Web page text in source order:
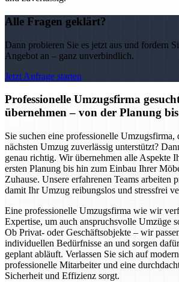
Alle Fragen geklärt?
Dann probieren Sie es jetzt aus und fordern
Angebot an – ganz unverbindlich.
Jetzt Anfrage starten
Professionelle Umzugsfirma
übernehmen – von der Planung
Sie suchen eine professionelle Umzugsfirma,
nächsten Umzug zuverlässig unterstützt?
genau richtig. Wir übernehmen alle Aspekte
ersten Planung bis hin zum Einbau Ihrer
Zuhause. Unsere erfahrenen Teams arbeiten
damit Ihr Umzug reibungslos und stressfrei
Eine professionelle Umzugsfirma wie wir
Expertise, um auch anspruchsvolle Umzüge
Ob Privat- oder Geschäftsobjekte – wir
individuellen Bedürfnisse an und sorgen
geplant abläuft. Verlassen Sie sich auf
professionelle Mitarbeiter und eine
Sicherheit und Effizienz sorgt.